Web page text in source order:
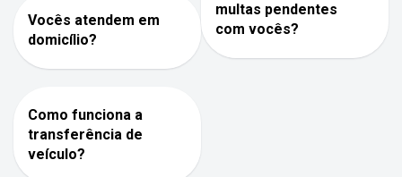
Vocês atendem em
domicílio?
Como funciona a
transferência de
veículo?
multas pendentes
com vocês?